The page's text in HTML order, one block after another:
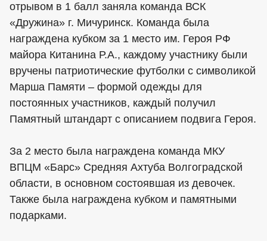
отрывом в 1 балл заняла команда ВСК
«Дружина» г. Мичуринск. Команда была
награждена кубком за 1 место им. Героя РФ
майора Китанина Р.А., каждому участнику были
вручены патриотические футболки с символикой
Марша Памяти – формой одежды для
постоянных участников, каждый получил
Памятный штандарт с описанием подвига Героя.
За 2 место была награждена команда МКУ
ВПЦМ «Барс» Средняя Ахтуба Волгоградской
области, в основном состоявшая из девочек.
Также была награждена кубком и памятными
подарками.